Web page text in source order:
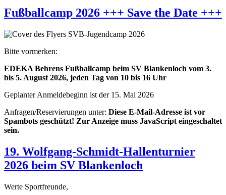
Fußballcamp 2026 +++ Save the Date +++
Bitte vormerken:
EDEKA Behrens Fußballcamp beim SV Blankenloch vom 3.
bis 5. August 2026, jeden Tag von 10 bis 16 Uhr
Geplanter Anmeldebeginn ist der 15. Mai 2026
Anfragen/Reservierungen unter: Diese E-Mail-Adresse ist vor
Spambots geschützt! Zur Anzeige muss JavaScript eingeschaltet
sein.
19. Wolfgang-Schmidt-Hallenturnier
2026 beim SV Blankenloch
Werte Sportfreunde,